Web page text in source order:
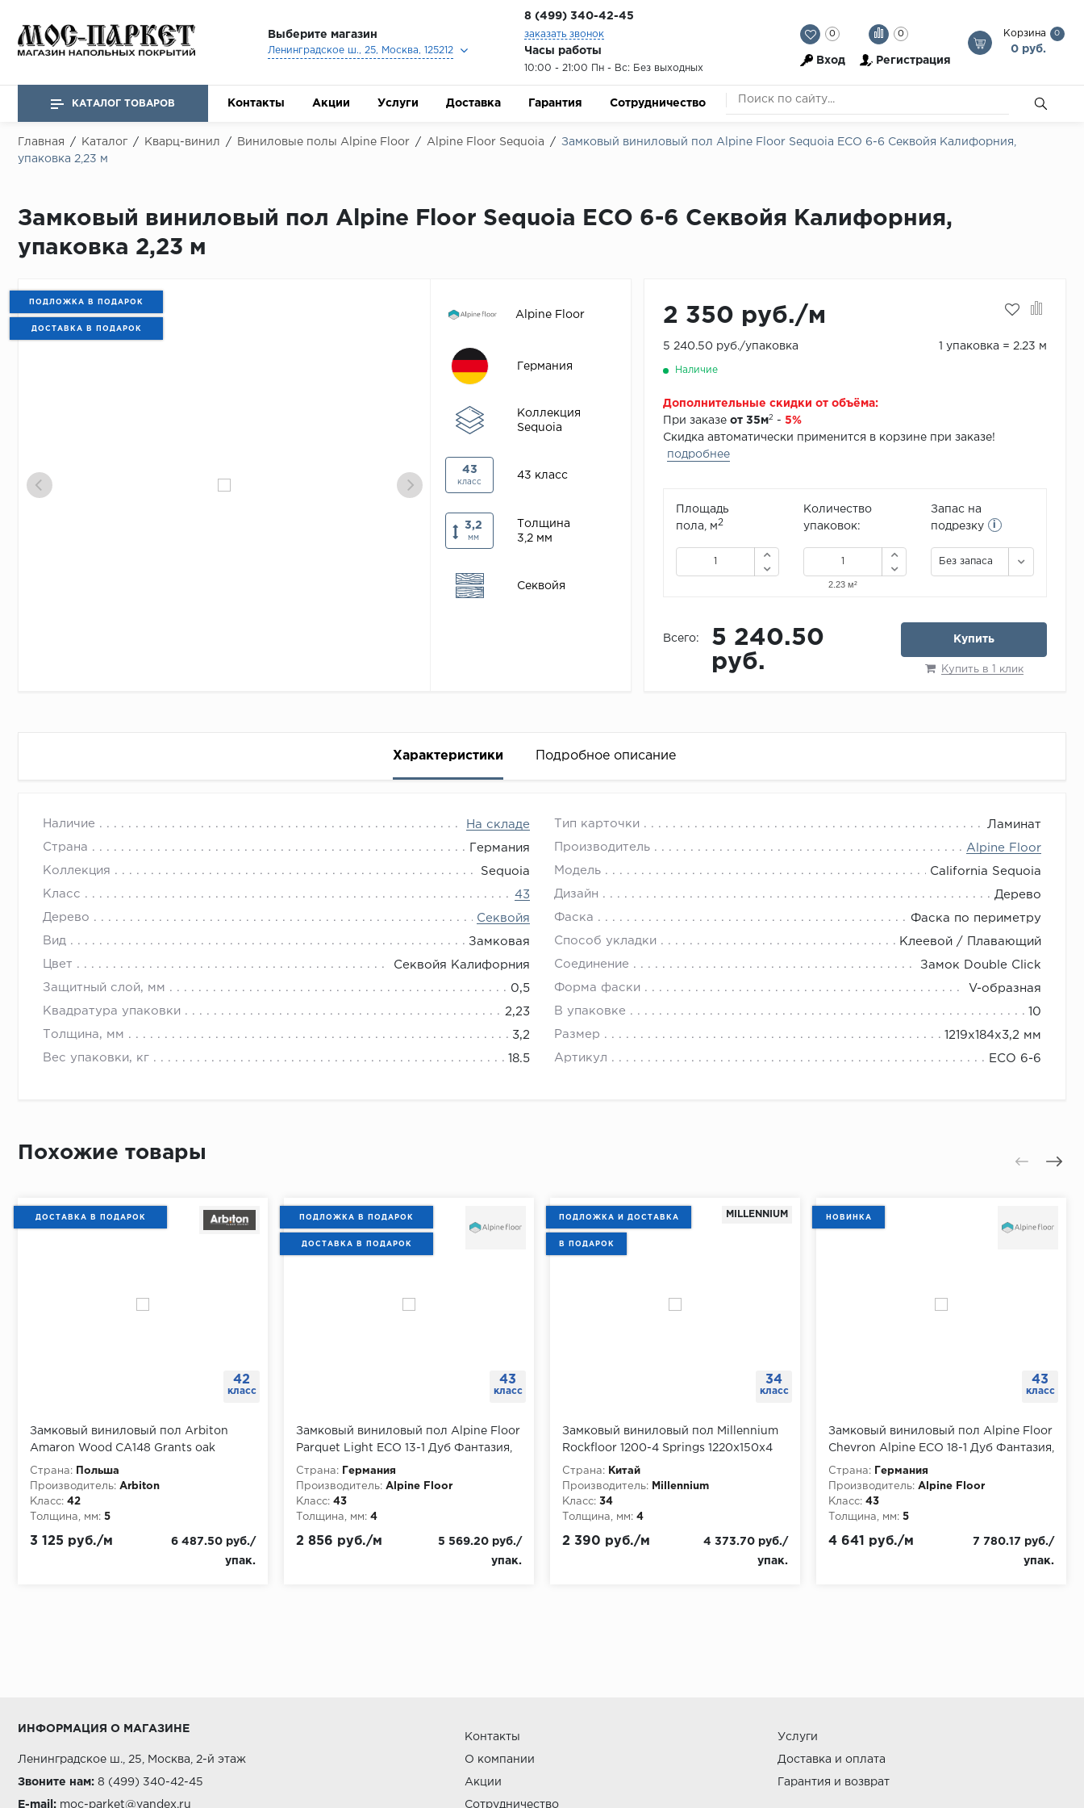
Выберите магазин
Ленинградское ш., 25, Москва, 125212
8 (499) 340-42-45
заказать звонок
Часы работы
10:00 - 21:00 Пн - Вс: Без выходных
0 0
Вход Регистрация
Корзина 0
0 руб.
КАТАЛОГ ТОВАРОВ Контакты Акции Услуги Доставка Гарантия Сотрудничество
Главная / Каталог / Кварц-винил / Виниловые полы Alpine Floor / Alpine Floor Sequoia /
Замковый виниловый пол Alpine Floor Sequoia ECO 6-6 Секвойя Калифорния,
упаковка 2,23 м
Замковый виниловый пол Alpine Floor Sequoia ECO 6-6 Секвойя Калифорния,
упаковка 2,23 м
ПОДЛОЖКА В ПОДАРОК
ДОСТАВКА В ПОДАРОК
Alpine Floor
Германия
Коллекция
Sequoia
43
класс
43 класс
3,2
мм
Толщина
3,2 мм
Секвойя
2 350 руб./м
5 240.50 руб./упаковка 1 упаковка = 2.23 м
Наличие
Дополнительные скидки от объёма:
При заказе от 35м 2 - 5%
Скидка автоматически применится в корзине при заказе!
подробнее
Площадь
пола, м 2
Количество
упаковок:
Запас на
подрезку
i
Без запаса
Всего:
5 240.50
руб.
Купить
Купить в 1 клик
Характеристики Подробное описание
Наличие На складе Тип карточки Ламинат
Страна Германия Производитель Alpine Floor
Коллекция Sequoia Модель California Sequoia
Класс 43 Дизайн Дерево
Дерево Секвойя Фаска Фаска по периметру
Вид Замковая Способ укладки Клеевой / Плавающий
Цвет Секвойя Калифорния Соединение Замок Double Click
Защитный слой, мм 0,5 Форма фаски V-образная
Квадратура упаковки 2,23 В упаковке 10
Толщина, мм 3,2 Размер 1219х184х3,2 мм
Вес упаковки, кг 18.5 Артикул ECO 6-6
Похожие товары
42
класс
ДОСТАВКА В ПОДАРОК
Замковый виниловый пол Arbiton
Amaron Wood CA148 Grants oak
1511x229х5 мм, упаковка 2.076 м
Страна:
Польша
Производитель: Arbiton
Класс: 42
Толщина, мм: 5
3 125 руб./м
6 487.50 руб./
упак.
43
класс
ПОДЛОЖКА В ПОДАРОК
ДОСТАВКА В ПОДАРОК
Замковый виниловый пол Alpine Floor
Parquet Light ECO 13-1 Дуб Фантазия,
упаковка 1.95 м2
Страна:
Германия
Производитель: Alpine Floor
Класс: 43
Толщина, мм: 4
2 856 руб./м
5 569.20 руб./
упак.
34
класс
ПОДЛОЖКА И ДОСТАВКА
В ПОДАРОК
MILLENNIUM
Замковый виниловый пол Millennium
Rockfloor 1200-4 Springs 1220х150х4
мм, упаковка 1.83 м
Страна:
Китай
Производитель:
Millennium
Класс: 34
Толщина, мм: 4
2 390 руб./м
4 373.70 руб./
упак.
43
класс
НОВИНКА
Замковый виниловый пол Alpine Floor
Chevron Alpine ECO 18-1 Дуб Фантазия,
упаковка 1.6764 м
Страна:
Германия
Производитель: Alpine Floor
Класс: 43
Толщина, мм: 5
4 641 руб./м
7 780.17 руб./
упак.
ИНФОРМАЦИЯ О МАГАЗИНЕ
Ленинградское ш., 25, Москва, 2-й этаж
Звоните нам: 8 (499) 340-42-45
E-mail: moc-parket@yandex.ru
Контакты
О компании
Акции
Сотрудничество
Услуги
Доставка и оплата
Гарантия и возврат